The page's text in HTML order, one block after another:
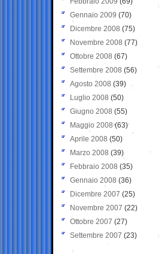
Gennaio 2009 (70)
Dicembre 2008 (75)
Novembre 2008 (77)
Ottobre 2008 (67)
Settembre 2008 (56)
Agosto 2008 (39)
Luglio 2008 (50)
Giugno 2008 (55)
Maggio 2008(63)
Aprile 2008 (50)
Marzo 2008 (39)
Febbraio 2008 (35)
Gennaio 2008 (36)
Dicembre 2007 (25)
Novembre 2007 (22)
Ottobre 2007 (27)
Settembre 2007 (23)